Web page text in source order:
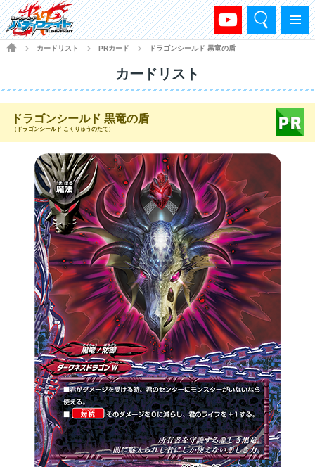
メニュー
検索
HOME
カードリスト PRカード ドラゴンシールド 黒竜の盾
カードリスト
ドラゴンシールド 黒竜の盾
（ドラゴンシールド こくりゅうのたて）